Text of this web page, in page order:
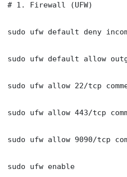
# 1. Firewall (UFW)
sudo ufw default deny
sudo ufw default allow
sudo ufw allow 22/tcp
sudo ufw allow 443/tcp
sudo ufw allow 9090/tcp
sudo ufw enable